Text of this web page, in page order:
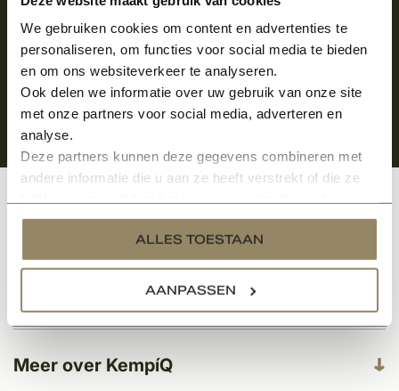
We gebruiken cookies om content en advertenties te
personaliseren, om functies voor social media te bieden
en om ons websiteverkeer te analyseren.
Ook delen we informatie over uw gebruik van onze site
met onze partners voor social media, adverteren en
analyse.
Deze partners kunnen deze gegevens combineren met
andere informatie die u aan ze heeft verstrekt of die ze
services.
ALLES TOESTAAN
AANPASSEN
Meer over KempíQ
Klantenservice